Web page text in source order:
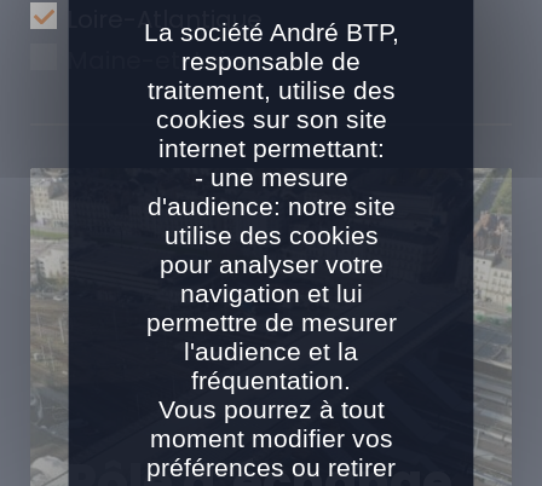
Loire-Atlantique
Maine-et-Loire
La société André BTP,
responsable de
traitement, utilise des
cookies sur son site
internet permettant:
- une mesure
d'audience: notre site
utilise des cookies
pour analyser votre
navigation et lui
permettre de mesurer
l'audience et la
fréquentation.
Vous pourrez à tout
moment modifier vos
préférences ou retirer